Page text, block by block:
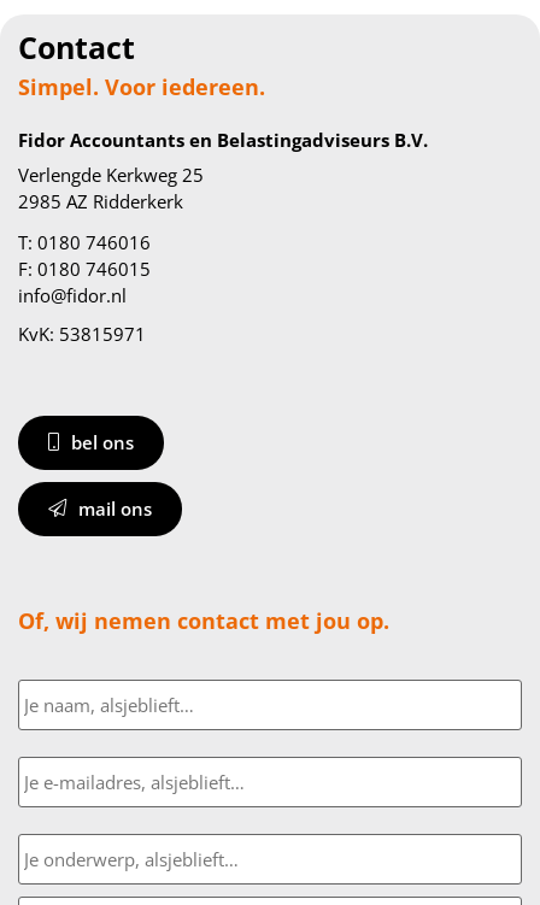
Contact
Simpel. Voor iedereen.
Fidor Accountants en Belastingadviseurs B.V.
Verlengde Kerkweg 25
2985 AZ Ridderkerk
T: 0180 746016
F: 0180 746015
info@fidor.nl
KvK: 53815971
bel ons
mail ons
Of, wij nemen contact met jou op.
Naam
E-
mailadres
Onderwerp